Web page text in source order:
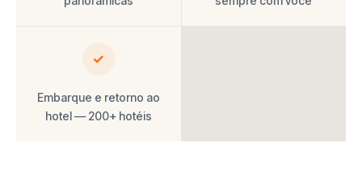
✓
Embarque e retorno ao
hotel — 200+ hotéis